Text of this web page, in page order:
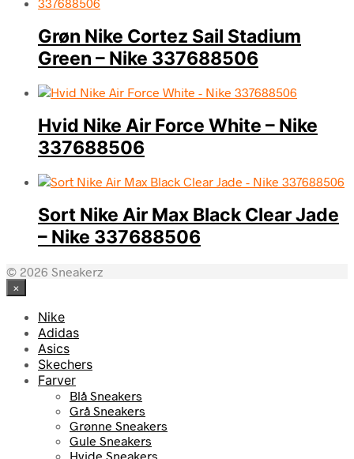
Grøn Nike Cortez Sail Stadium
Green – Nike 337688506
Hvid Nike Air Force White – Nike
337688506
Sort Nike Air Max Black Clear Jade
– Nike 337688506
© 2026 Sneakerz
×
Nike
Adidas
Asics
Skechers
Farver
Blå Sneakers
Grå Sneakers
Grønne Sneakers
Gule Sneakers
Hvide Sneakers